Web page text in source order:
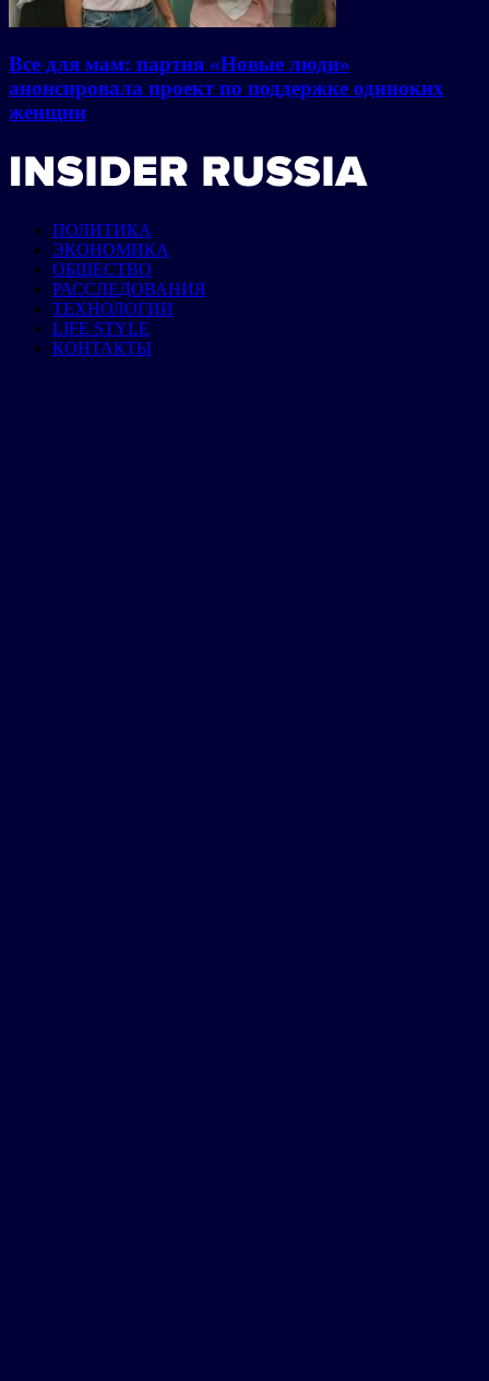
Все для мам: партия «Новые люди»
анонсировала проект по поддержке одиноких
женщин
ПОЛИТИКА
ЭКОНОМИКА
ОБЩЕСТВО
РАССЛЕДОВАНИЯ
ТЕХНОЛОГИИ
LIFE STYLE
КОНТАКТЫ